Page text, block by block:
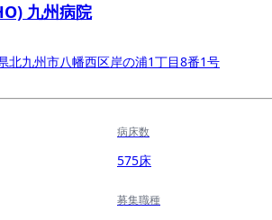
九州病院
北九州市八幡西区岸の浦1丁目8番1号
病床数
575床
募集職種